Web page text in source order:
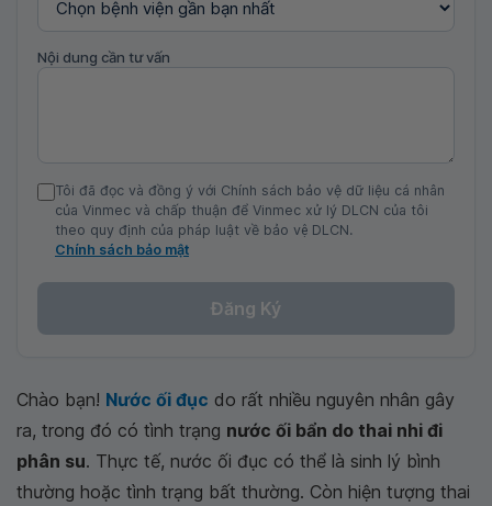
Nội dung cần tư vấn
Tôi đã đọc và đồng ý với Chính sách bảo vệ dữ liệu cá nhân
của Vinmec và chấp thuận để Vinmec xử lý DLCN của tôi
theo quy định của pháp luật về bảo vệ DLCN.
Chính sách bảo mật
Đăng Ký
Chào bạn! Nước ối đục do rất nhiều nguyên nhân gây
ra, trong đó có tình trạng nước ối bẩn do thai nhi đi
phân su. Thực tế, nước ối đục có thể là sinh lý bình
thường hoặc tình trạng bất thường. Còn hiện tượng thai